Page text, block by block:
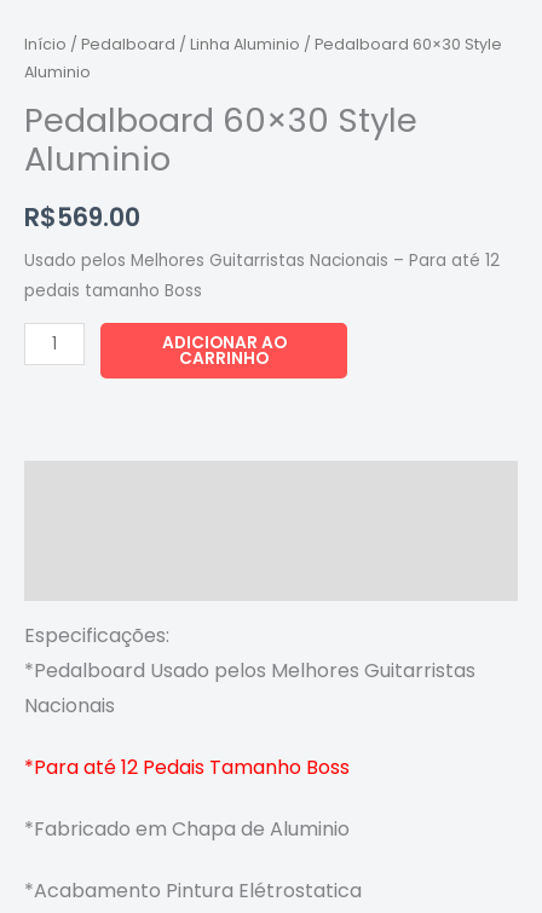
Início / Pedalboard / Linha Aluminio / Pedalboard 60×30 Style
Aluminio
Pedalboard 60×30 Style
Aluminio
R$569.00
Usado pelos Melhores Guitarristas Nacionais – Para até 12
pedais tamanho Boss
quantidade
ADICIONAR AO
CARRINHO
Especificações:
*Pedalboard Usado pelos Melhores Guitarristas
Nacionais
*Para até 12 Pedais Tamanho Boss
*Fabricado em Chapa de Aluminio
*Acabamento Pintura Elétrostatica